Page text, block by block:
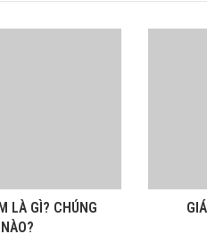
LÀ GÌ? CHÚNG